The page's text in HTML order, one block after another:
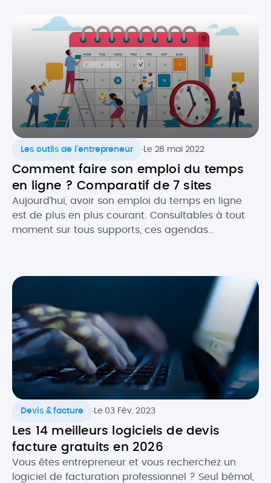
un prospect. Il est donc crucial de ne pas […]
Les outils de l'entrepreneur .Le 28 mai 2022
Comment faire son emploi du temps
en ligne ? Comparatif de 7 sites
Aujourd’hui, avoir son emploi du temps en ligne
est de plus en plus courant. Consultables à tout
moment sur tous supports, ces agendas
importants, notamment dans un cadre
professionnel. Alors, quels sont les atouts de
l’agenda numérique ? Quels logiciels utiliser pour
faire […]
Devis & facture .Le 03 Fév. 2023
Les 14 meilleurs logiciels de devis
facture gratuits en 2026
Vous êtes entrepreneur et vous recherchez un
logiciel de facturation professionnel ? Seul bémol,